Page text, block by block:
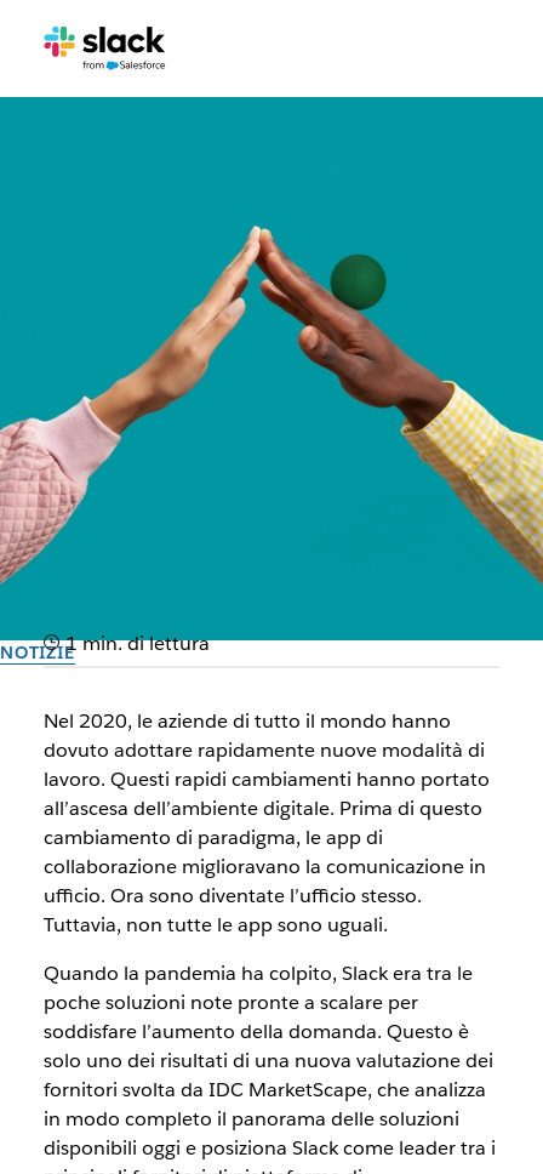
NOTIZIE
IDC MarketScape nomina
Slack come leader
Scopri come si posiziona Slack nella nuova valutazione dei
fornitori di app di collaborazione e community a livello
mondiale
Il team di Slack
30 settembre 2025
1 min. di lettura
Nel 2020, le aziende di tutto il mondo hanno
dovuto adottare rapidamente nuove modalità di
lavoro. Questi rapidi cambiamenti hanno portato
all’ascesa dell’ambiente digitale. Prima di questo
cambiamento di paradigma, le app di
collaborazione miglioravano la comunicazione in
ufficio. Ora sono diventate l’ufficio stesso.
Tuttavia, non tutte le app sono uguali.
Quando la pandemia ha colpito, Slack era tra le
poche soluzioni note pronte a scalare per
soddisfare l’aumento della domanda. Questo è
solo uno dei risultati di una nuova valutazione dei
fornitori svolta da IDC MarketScape, che analizza
in modo completo il panorama delle soluzioni
disponibili oggi e posiziona Slack come leader tra i